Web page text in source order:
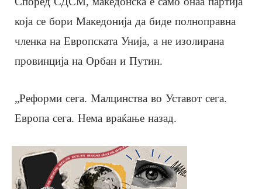
која се бори Македонија да биде полноправна
членка на Европската Унија, а не изолирана
провинција на Орбан и Путин.
„Реформи сега. Малцинства во Уставот сега.
Европа сега. Нема враќање назад.